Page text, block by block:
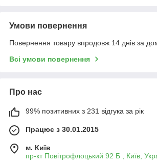
Умови повернення
Повернення товару впродовж 14 днів за
Всі умови повернення
Про нас
99% позитивних з 231 відгука за рік
Працює з 30.01.2015
м. Київ
пр-кт Повітрофлоцький 92 Б , Київ,